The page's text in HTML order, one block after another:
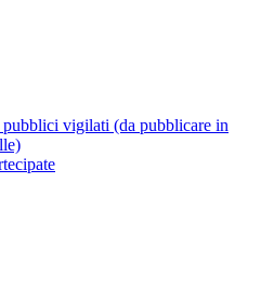
vigilati (da pubblicare in